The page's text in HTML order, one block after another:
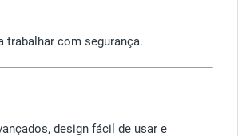
trabalhar com segurança.
design fácil de usar e